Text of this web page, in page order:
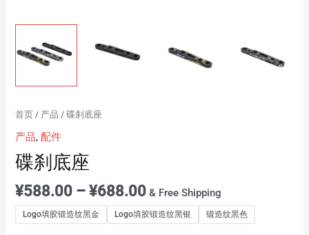
首页 / 产品 / 碟刹底座
产品,配件
碟刹底座
¥588.00 –¥688.00 & Free Shipping
Logo填胶锻造纹黑金 Logo填胶锻造纹黑银 锻造纹黑色